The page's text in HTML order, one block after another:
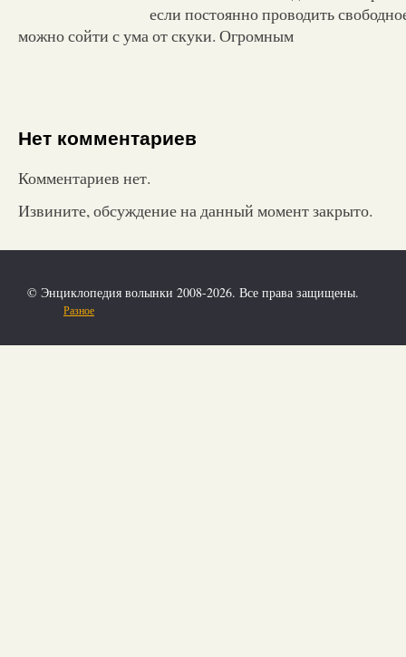
если постоянно проводить
можно сойти с ума от скуки. Огромным
Нет комментариев
Комментариев нет.
Извините, обсуждение на данный момент закрыто.
© Энциклопедия волынки 2008-2026. Все права защищены.
Разное